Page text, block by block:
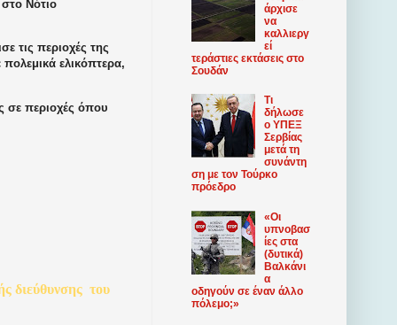
Νότιο
τις περιοχές της
ελικόπτερα,
σε περιοχές όπου
διεύθυνσης του
άρχισε
να
καλλιεργ
εί
τεράστιες εκτάσεις στο
Σουδάν
Τι
δήλωσε
ο ΥΠΕΞ
Σερβίας
μετά τη
συνάντη
ση με τον Τούρκο
πρόεδρο
«Οι
υπνοβασ
ίες στα
(δυτικά)
Βαλκάνι
α
οδηγούν σε έναν άλλο
πόλεμο;»